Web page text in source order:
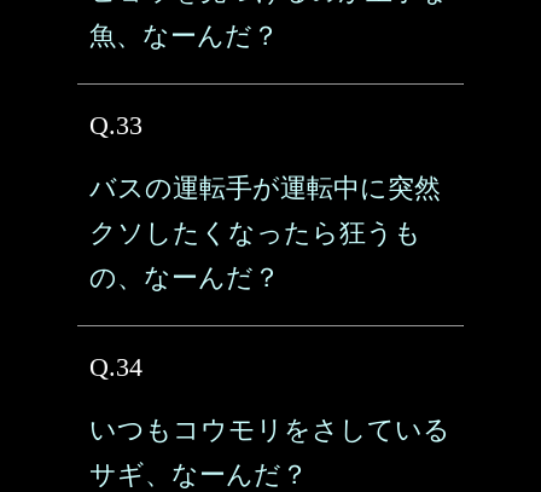
魚、なーんだ？
Q.33
バスの運転手が運転中に突然
クソしたくなったら狂うも
の、なーんだ？
Q.34
いつもコウモリをさしている
サギ、なーんだ？